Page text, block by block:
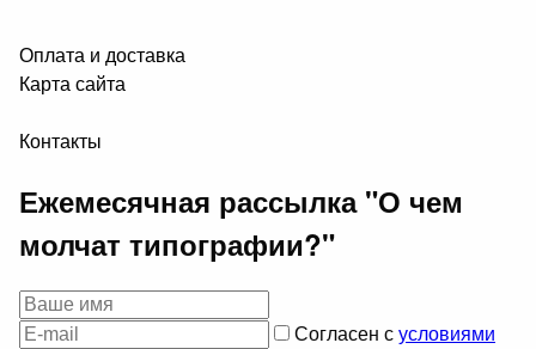
Оплата и доставка
Карта сайта
Контакты
Ежемесячная рассылка "О чем
молчат типографии?"
Согласен сусловиями